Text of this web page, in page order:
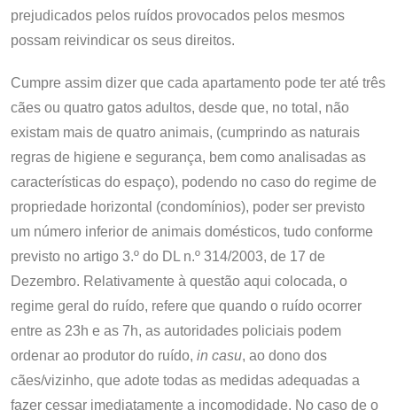
prejudicados pelos ruídos provocados pelos mesmos
possam reivindicar os seus direitos.
Cumpre assim dizer que cada apartamento pode ter até três
cães ou quatro gatos adultos, desde que, no total, não
existam mais de quatro animais, (cumprindo as naturais
regras de higiene e segurança, bem como analisadas as
características do espaço), podendo no caso do regime de
propriedade horizontal (condomínios), poder ser previsto
um número inferior de animais domésticos, tudo conforme
previsto no artigo 3.º do DL n.º 314/2003, de 17 de
Dezembro. Relativamente à questão aqui colocada, o
regime geral do ruído, refere que quando o ruído ocorrer
entre as 23h e as 7h, as autoridades policiais podem
ordenar ao produtor do ruído, in casu, ao dono dos
cães/vizinho, que adote todas as medidas adequadas a
fazer cessar imediatamente a incomodidade. No caso de o